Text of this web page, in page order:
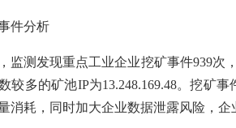
件分析
监测发现重点工业企业挖矿事件939次
较多的矿池IP为13.248.169.48。挖矿
消耗，同时加大企业数据泄露风险，企